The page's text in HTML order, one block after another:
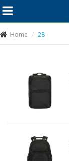
Home 28